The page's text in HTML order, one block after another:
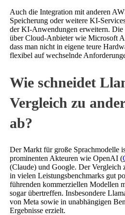
Auch die Integration mit anderen
Speicherung oder weitere KI-
der KI-Anwendungen erweitern.
über Cloud-Anbieter wie Microsoft
dass man nicht in eigene teure
flexibel auf wechselnde
Wie schneidet
Vergleich zu
ab?
Der Markt für große Sprachmodelle
prominenten Akteuren wie OpenAI (
(Claude) und Google. Der Vergleich
in vielen Leistungsbenchmarks gut
führenden kommerziellen Modellen
sogar übertreffen. Insbesondere
von Meta sowie in unabhängigen
Ergebnisse erzielt.